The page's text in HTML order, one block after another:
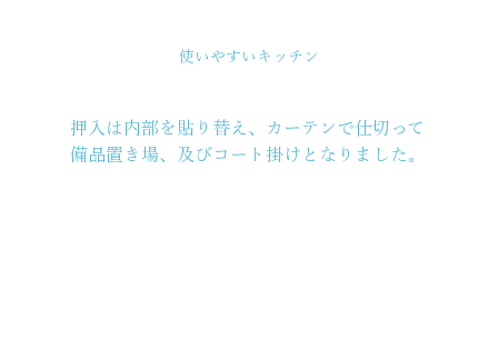
使いやすいキッチン
押入は内部を貼り替え、カーテンで仕切って
備品置き場、及びコート掛けとなりました。